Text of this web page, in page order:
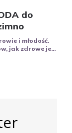
do
i młodość.
jak zdrowe je...